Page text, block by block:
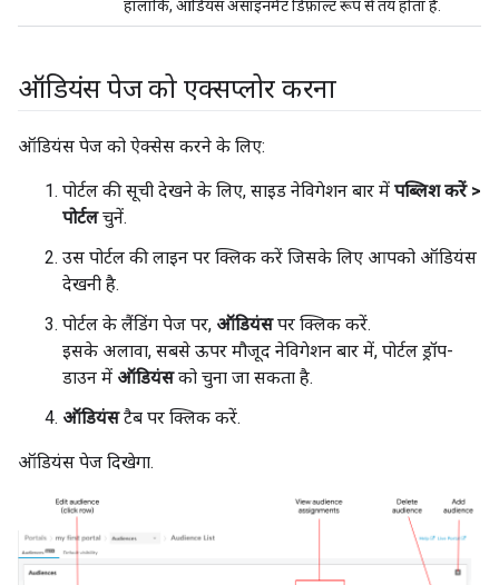
हालांकि, ऑडियंस असाइनमेंट डिफ़ॉल्ट रूप से तय होता है.
ऑडियंस पेज को एक्सप्लोर करना
ऑडियंस पेज को ऐक्सेस करने के लिए:
पोर्टल की सूची देखने के लिए, साइड नेविगेशन बार में पब्लिश करें >
पोर्टलचुनें.
उस पोर्टल की लाइन पर क्लिक करें जिसके लिए आपको ऑडियंस
देखनी है.
पोर्टल के लैंडिंग पेज पर, ऑडियंसपर क्लिक करें.
इसके अलावा, सबसे ऊपर मौजूद नेविगेशन बार में, पोर्टल ड्रॉप-
डाउन में ऑडियंसको चुना जा सकता है.
ऑडियंसटैब पर क्लिक करें.
ऑडियंस पेज दिखेगा.